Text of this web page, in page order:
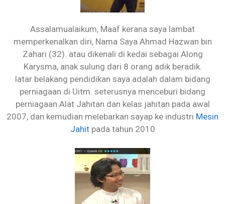
Assalamualaikum, Maaf kerana saya lambat
memperkenalkan diri, Nama Saya Ahmad Hazwan bin
Zahari (32). atau dikenali di kedai sebagai Along
Karysma, anak sulung dari 8 orang adik beradik.
latar belakang pendidikan saya adalah dalam bidang
perniagaan di Uitm. seterusnya menceburi bidang
perniagaan Alat Jahitan dan kelas jahitan pada awal
2007, dan kemudian melebarkan sayap ke industri Mesin
Jahitpada tahun 2010